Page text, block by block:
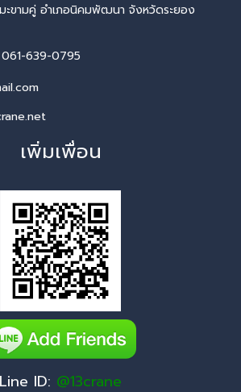
ขามคู่ อำเภอนิคมพัฒนา จังหวัดระยอง
061-639-0795
เพิ่มเพื่อน
Line ID: @13crane